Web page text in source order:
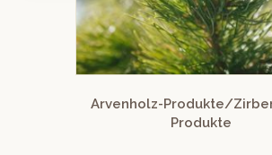
Arvenholz-Produkte/
Produkte